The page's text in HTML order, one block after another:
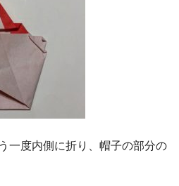
一度内側に折り、帽子の部分の